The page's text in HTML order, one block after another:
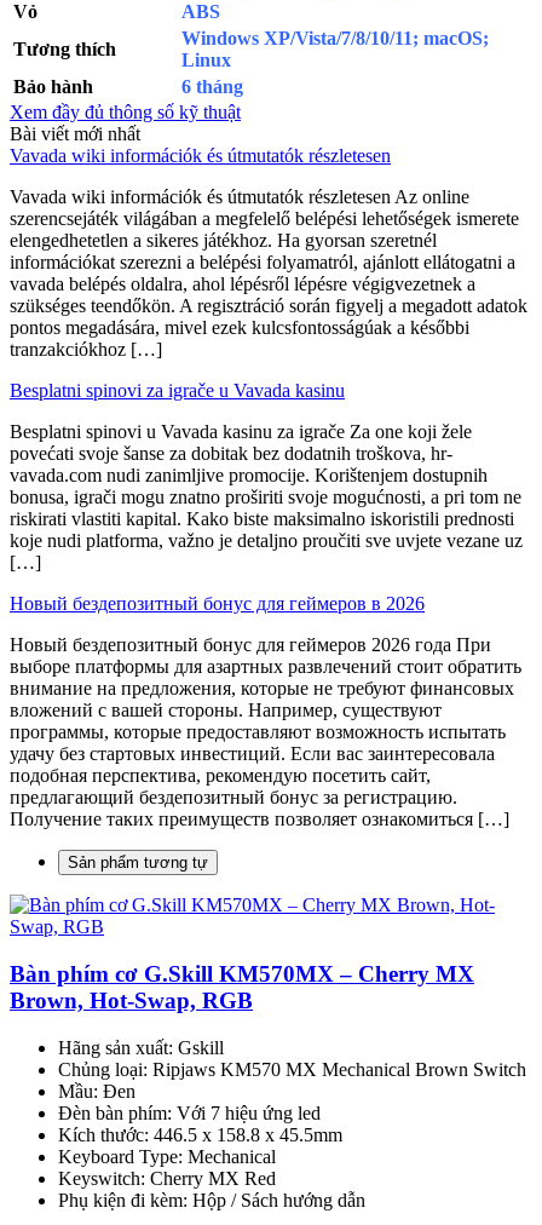
Vỏ
ABS
Tương thích
Windows XP/Vista/7/8/10/11; macOS;
Linux
Bảo hành
6 tháng
Xem đầy đủ thông số kỹ thuật
Bài viết mới nhất
Vavada wiki információk és útmutatók részletesen
Vavada wiki információk és útmutatók részletesen Az online
szerencsejáték világában a megfelelő belépési lehetőségek ismerete
elengedhetetlen a sikeres játékhoz. Ha gyorsan szeretnél
információkat szerezni a belépési folyamatról, ajánlott ellátogatni a
vavada belépés oldalra, ahol lépésről lépésre végigvezetnek a
szükséges teendőkön. A regisztráció során figyelj a megadott adatok
pontos megadására, mivel ezek kulcsfontosságúak a későbbi
tranzakciókhoz […]
Besplatni spinovi za igrače u Vavada kasinu
Besplatni spinovi u Vavada kasinu za igrače Za one koji žele
povećati svoje šanse za dobitak bez dodatnih troškova, hr-
vavada.com nudi zanimljive promocije. Korištenjem dostupnih
bonusa, igrači mogu znatno proširiti svoje mogućnosti, a pri tom ne
riskirati vlastiti kapital. Kako biste maksimalno iskoristili prednosti
koje nudi platforma, važno je detaljno proučiti sve uvjete vezane uz
[…]
Новый бездепозитный бонус для геймеров в 2026
Новый бездепозитный бонус для геймеров 2026 года При
выборе платформы для азартных развлечений стоит обратить
внимание на предложения, которые не требуют финансовых
вложений с вашей стороны. Например, существуют
программы, которые предоставляют возможность испытать
удачу без стартовых инвестиций. Если вас заинтересовала
подобная перспектива, рекомендую посетить сайт,
предлагающий бездепозитный бонус за регистрацию.
Получение таких преимуществ позволяет ознакомиться […]
Sản phẩm tương tự
Bàn phím cơ G.Skill KM570MX – Cherry MX
Brown, Hot-Swap, RGB
Hãng sản xuất: Gskill
Chủng loại: Ripjaws KM570 MX Mechanical Brown Switch
Mầu: Đen
Đèn bàn phím: Với 7 hiệu ứng led
Kích thước: 446.5 x 158.8 x 45.5mm
Keyboard Type: Mechanical
Keyswitch: Cherry MX Red
Phụ kiện đi kèm: Hộp / Sách hướng dẫn